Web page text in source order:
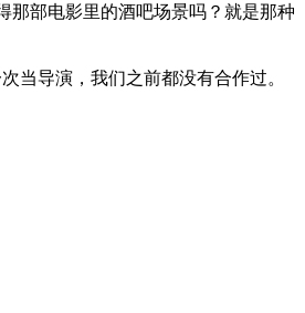
那部电影里的酒吧场景吗？就是那种
当导演，我们之前都没有合作过。